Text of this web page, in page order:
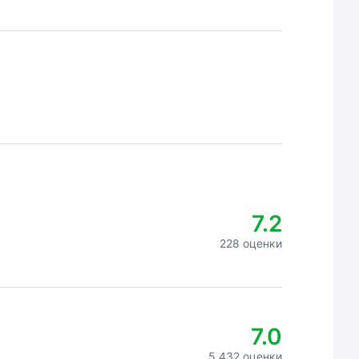
7.2
228 оценки
7.0
5 432 оценки